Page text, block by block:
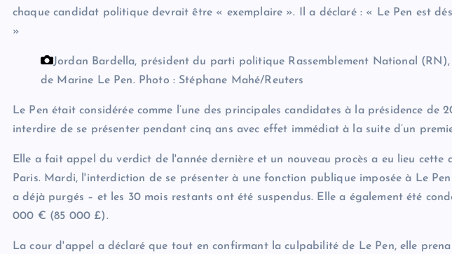
chaque candidat politique devrait être « exemplaire ». Il a déclaré : « Le Pen est
»
Jordan Bardella, président du parti politique Rassemblement National
de Marine Le Pen. Photo : Stéphane Mahé/Reuters
Le Pen était considérée comme l’une des principales candidates à la présidence de
interdire de se présenter pendant cinq ans avec effet immédiat à la suite d’un
Elle a fait appel du verdict de l'année dernière et un nouveau procès a eu lieu cette
Paris. Mardi, l'interdiction de se présenter à une fonction publique imposée à Le
a déjà purgés – et les 30 mois restants ont été suspendus. Elle a également été
000 € (85 000 £).
La cour d'appel a déclaré que tout en confirmant la culpabilité de Le Pen, elle